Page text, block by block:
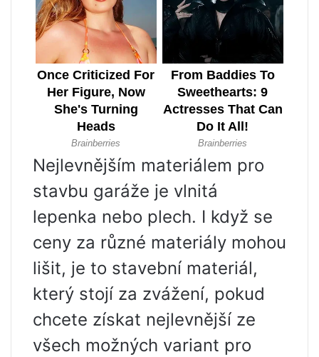
Nejlevnějším materiálem pro
stavbu garáže je vlnitá
lepenka nebo plech. I když se
ceny za různé materiály mohou
lišit, je to stavební materiál,
který stojí za zvážení, pokud
chcete získat nejlevnější ze
všech možných variant pro